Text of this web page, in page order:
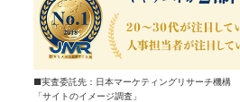
■実査委託先：日本マーケティングリサーチ機
「サイトのイメージ調査」